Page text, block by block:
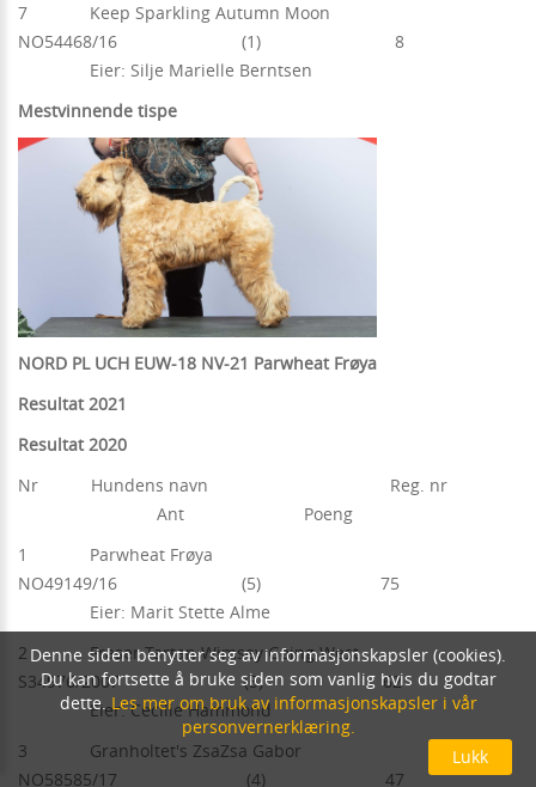
7 Keep Sparkling Autumn Moon
NO54468/16 (1) 8
Eier: Silje Marielle Berntsen
Mestvinnende tispe
NORD PL UCH EUW-18 NV-21 Parwheat Frøya
Resultat 2021
Resultat 2020
Nr Hundens navn Reg. nr
Ant Poeng
1 Parwheat Frøya
NO49149/16 (5) 75
Eier: Marit Stette Alme
2 Fraser Tartan Wimsey Going West
S34976/2007 (5) 62
Eier: Cecilie Hammond
3 Granholtet's ZsaZsa Gabor
NO58585/17 (4) 47
Denne siden benytter seg av informasjonskapsler (cookies).
Du kan fortsette å bruke siden som vanlig hvis du godtar
dette.Les mer om bruk av informasjonskapsler i vår
personvernerklæring.